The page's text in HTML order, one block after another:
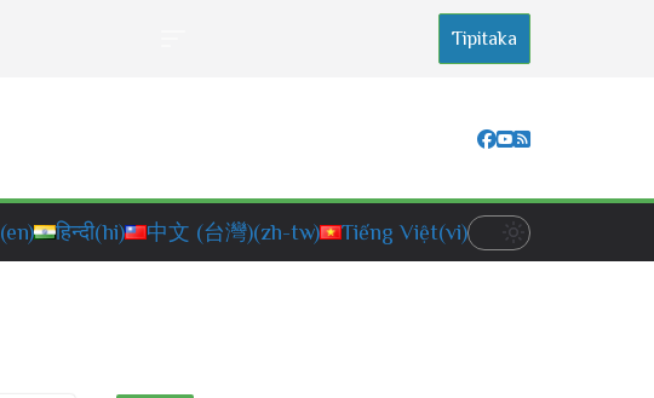
Tipitaka
(en) हिन्दी(hi) 中文 (台灣)(zh-tw) Tiếng Việt(vi)